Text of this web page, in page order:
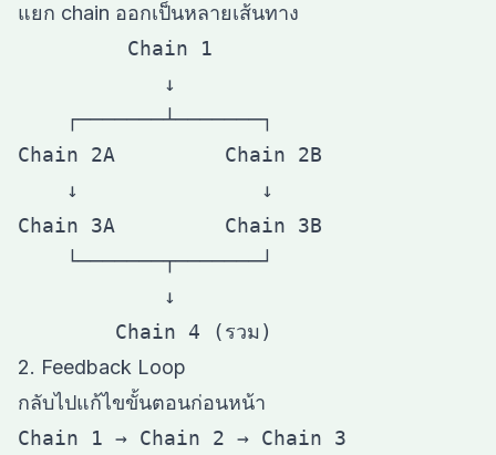
แยก chain ออกเป็นหลายเส้นทาง
         Chain 1
            ↓
    ┌───────┴───────┐
Chain 2A         Chain 2B
    ↓               ↓
Chain 3A         Chain 3B
    └───────┬───────┘
            ↓
2. Feedback Loop
กลับไปแก้ไขขั้นตอนก่อนหน้า
Chain 1 → Chain 2 → Chain 3